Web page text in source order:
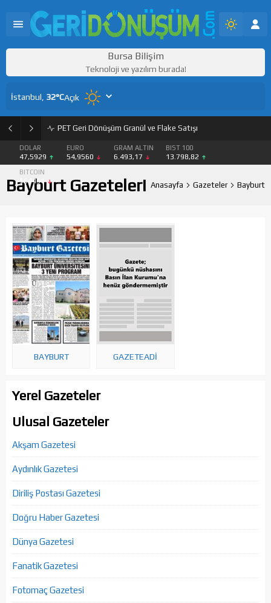
PET Geri Dönüşüm Granül ve Flake Satışı
DOLAR
47,5929
EURO
54,9560
GRAM ALTIN
6.493,17
BIST 100
13.798,82
BITCOIN
$64451
Bursa Bilişim
Teknoloji ve yazılım burada!
İstanbul, 32°CAçık
Bayburt Gazeteleri Anasayfa Gazeteler Bayburt
BAYBURT GAZETEADI
Yerel Gazeteler
Ulusal Gazeteler
Akşam Gazetesi
Aydınlık Gazetesi
Diriliş Postası Gazetesi
Doğru Haber Gazetesi
Dünya Gazetesi
Fanatik Gazetesi
Fotomaç Gazetesi